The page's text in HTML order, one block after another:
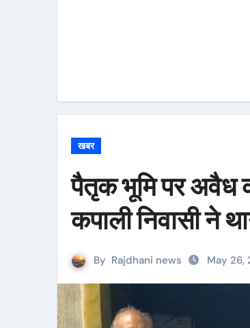
खबर
पैतृक भूमि पर अवैध
कपाली निवासी ने
By Rajdhani news May 26,